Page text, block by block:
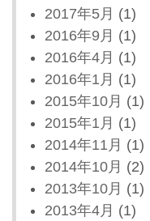
2017年5月 (1)
2016年9月 (1)
2016年4月 (1)
2016年1月 (1)
2015年10月 (1)
2015年1月 (1)
2014年11月 (1)
2014年10月 (2)
2013年10月 (1)
2013年4月 (1)